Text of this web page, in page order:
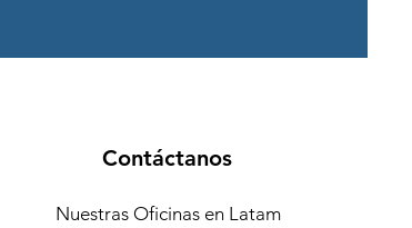
Contáctanos
Nuestras Oficinas en Latam